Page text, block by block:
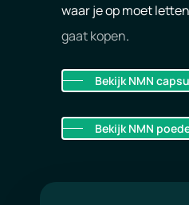
waar je op moet
gaat kopen.
Bekijk NMN
Bekijk NMN